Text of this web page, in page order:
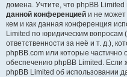
домена. Учтите, что phpBB Limited
данной конференцией и не может
кем и как данная конференция
Limited по юридическим
ответственности за неё и т. д.),
phpBB.com или которые частично
обеспечению phpBB Limited. Если
phpBB Limited об использовании